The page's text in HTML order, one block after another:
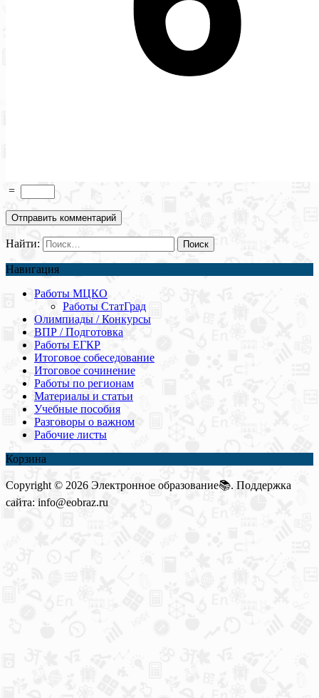
=
Найти:
Навигация
Работы МЦКО
Работы СтатГрад
Олимпиады / Конкурсы
ВПР / Подготовка
Работы ЕГКР
Итоговое собеседование
Итоговое сочинение
Работы по регионам
Материалы и статьи
Учебные пособия
Разговоры о важном
Рабочие листы
Корзина
Copyright © 2026 Электронное образование📚. Поддержка
сайта: info@eobraz.ru